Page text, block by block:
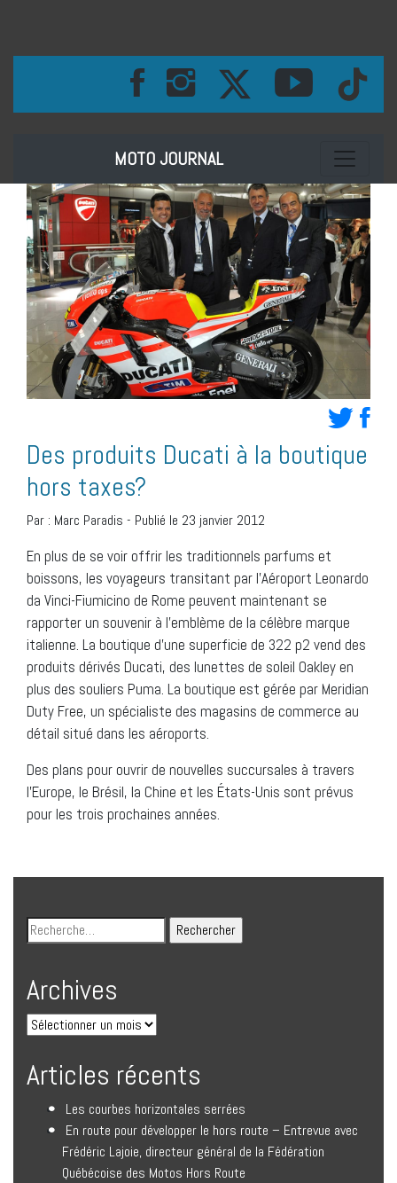
MOTO JOURNAL Toggle
Des produits Ducati à la boutique
hors taxes?
Par : Marc Paradis - Publié le 23 janvier 2012
En plus de se voir offrir les traditionnels parfums et
boissons, les voyageurs transitant par l’Aéroport Leonardo
da Vinci-Fiumicino de Rome peuvent maintenant se
rapporter un souvenir à l’emblème de la célèbre marque
italienne. La boutique d’une superficie de 322 p2 vend des
produits dérivés Ducati, des lunettes de soleil Oakley en
plus des souliers Puma. La boutique est gérée par Meridian
Duty Free, un spécialiste des magasins de commerce au
détail situé dans les aéroports.
Des plans pour ouvrir de nouvelles succursales à travers
l’Europe, le Brésil, la Chine et les États-Unis sont prévus
pour les trois prochaines années.
Archives
Articles récents
Les courbes horizontales serrées
En route pour développer le hors route – Entrevue avec
Frédéric Lajoie, directeur général de la Fédération
Québécoise des Motos Hors Route